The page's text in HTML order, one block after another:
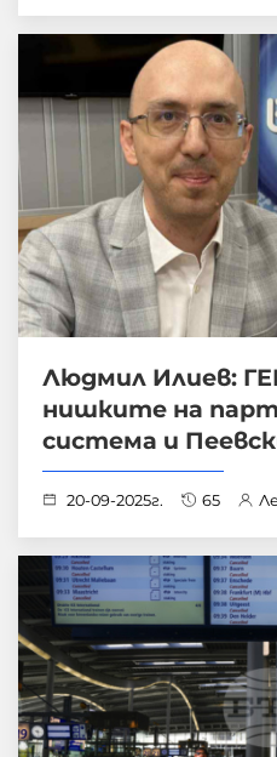
Людмил Илиев:
нишките на
система и
20-09-2025г. 65